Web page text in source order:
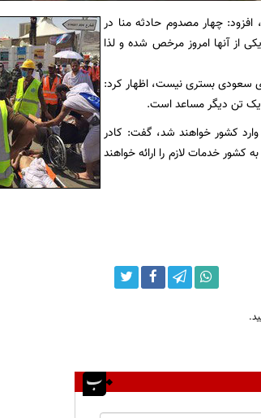
افزود: چهار مصدوم حادثه منا در
از آنها امروز مرخص شده و لذا
سعودی بستری نیست، اظهار کرد:
وارد کشور خواهند شد، گفت: کادر
خدمات لازم را ارائه خواهند